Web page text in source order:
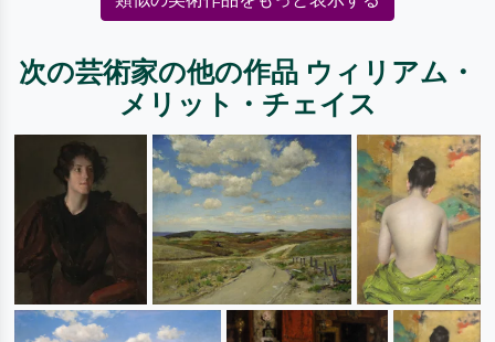
次の芸術家の他の作品 ウィリアム・
メリット・チェイス